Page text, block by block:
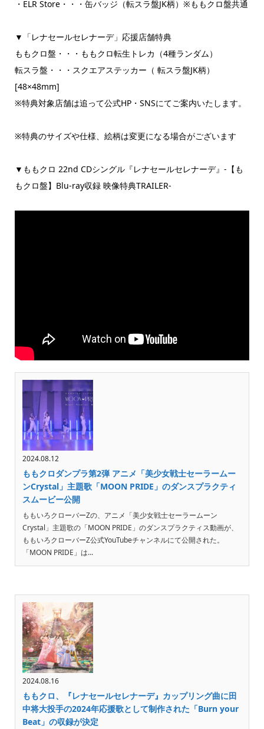
・ELR Store・・・缶バッジ（転スラ盤JK柄）※ももクロ盤共通
▼「レナセールセレナーデ」応援店舗特典
ももクロ盤・・・ももクロ転生トレカ（4種ランダム）
転スラ盤・・・スクエアステッカー（ 転スラ盤JK柄）
[48×48mm]
※特典対象店舗は追って公式HP・SNSにてご案内いたします。
※特典のサイズや仕様、絵柄は変更になる場合がございます
▼ももクロ 22nd CDシングル『レナセールセレナーデ』-【も
もクロ盤】Blu-ray収録 映像特典TRAILER-
2024.08.12
ももクロダンプラ第2弾 アニメ「美少女戦士セーラームー
ンCrystal」主題歌「MOON PRIDE」のダンスプラクティ
スムービー公開
ももいろクローバーZの、アニメ「美少女戦士セーラームーン
Crystal」主題歌の「MOON PRIDE」のダンスプラクティス動画が、
ももいろクローバーZ公式YouTubeチャンネルにて公開された。
「MOON PRIDE」は...
2024.08.16
ももクロ、『レナセールセレナーデ』カップリング曲に田
中将大投手の2024年応援歌として制作された「Burn your
Beat」の収録が決定